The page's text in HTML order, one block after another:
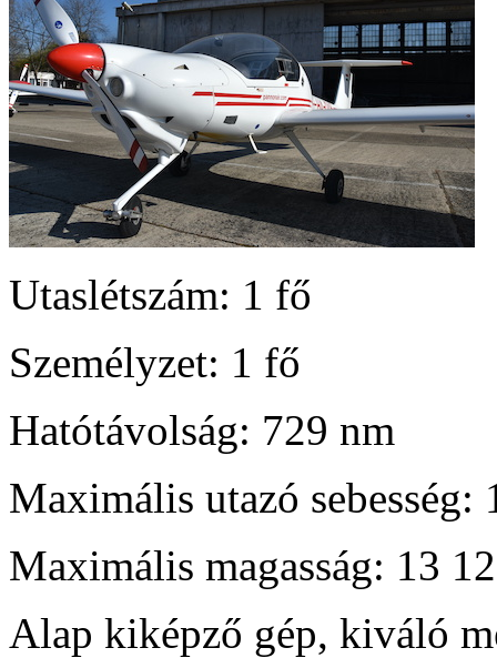
Utaslétszám: 1 fő
Személyzet: 1 fő
Hatótávolság: 729 nm
Maximális utazó sebesség:
Maximális magasság: 13
Alap kiképző gép, kiváló